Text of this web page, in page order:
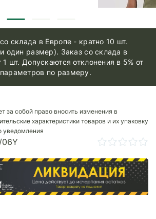
склада в Европе - кратно 10 шт.
один размер). Заказ со склада в
шт. Допускаются отклонения в 5% от
по размеру.
за собой право вносить изменения в
характеристики товаров и их упаковку
уведомления
06Y